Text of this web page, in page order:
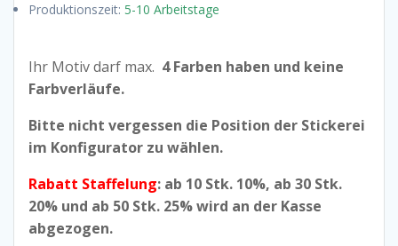
Produktionszeit: 5-10 Arbeitstage
Ihr Motiv darf max. 4 Farben haben und keine
Farbverläufe.
Bitte nicht vergessen die Position der Stickerei
im Konfigurator zu wählen.
Rabatt Staffelung: ab 10 Stk. 10%, ab 30 Stk.
20% und ab 50 Stk. 25% wird an der Kasse
abgezogen.